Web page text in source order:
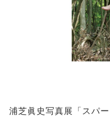
浦芝眞史写真展「スパ